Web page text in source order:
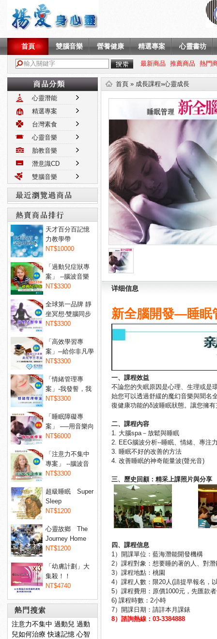
首頁 雙腦音樂 營養健康 精選專案 心靈書坊
最新商品 推薦商品 熱門
心靈潛能
精選專案
台灣素食
心靈音樂
胎教音樂
潛意識CD
雙腦音樂
天才百分百記憶
力教學帶
NT$10000
「過動兒症狀專
案」 --腦波音樂
讓過...
NT$3300
全球第一品牌 靜
坐冥想‧雙腦同步
音...
NT$3300
「高效學習專
案」─給你非凡學
習力！...
NT$3300
「情緒管理專
案」-我發誓，我
不會亂...
NT$3300
「睡眠障礙專
案」 ──用音樂向
睡眠...
NT$6000
「注意力不集中
專案」 --腦波音
樂專...
NT$3300
超級睡眠 Super
Sleep
NT$1200
心靈故鄉 The
Journey Home
NT$1200
「幼膚計劃」大
集殺！！
Dermaxyl@ 菲...
NT$4740
注意力不集中 過動兒 過動
兒如何治療 快速記憶 心智
首頁 » 成長課程»心靈成長
详细信息
新全腦開發—睡眠
一、課程效益
不論您的失眠原因是心理、生理或是
始您可以透過舒緩的魔幻音樂與聞名
復健康功能的δ波睡眠狀態。讓您擁
二、課程內容
1. 大腦spa－放鬆與睡眠
2. EEG腦波分析--睡眠、情緒、專注
3. 睡眠不好的改善的方法
4. 改善睡眠的神奇能量波(聲光音)
三、歷史回顧：精采上課照片與分享
四、課程信息
1）開課單位：藍海潛能開發機構
2）課程對象：想要睡的著的人、對
3）課程地點：桃園
4）課程人數：限20人(請提早報名，
5）課程費用：原價1000元，先匯款
6) 課程時數：2小時
7）開課日期：請詳本月課錶
8）諮詢熱線：03-3384888